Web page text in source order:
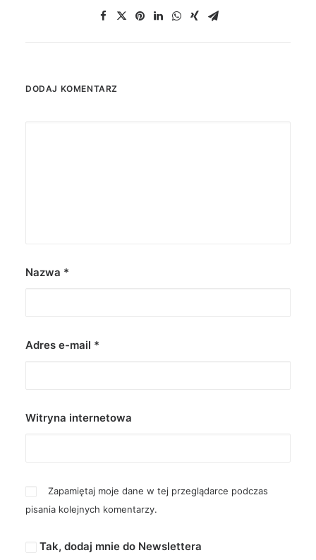
DODAJ KOMENTARZ
Nazwa *
Adres e-mail *
Witryna internetowa
Zapamiętaj moje dane w tej przeglądarce podczas
pisania kolejnych komentarzy.
Tak, dodaj mnie do Newslettera